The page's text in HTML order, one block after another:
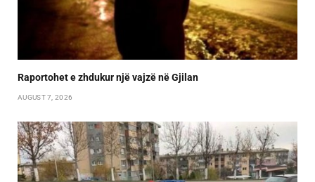
Raportohet e zhdukur një vajzë në Gjilan
AUGUST 7, 2026